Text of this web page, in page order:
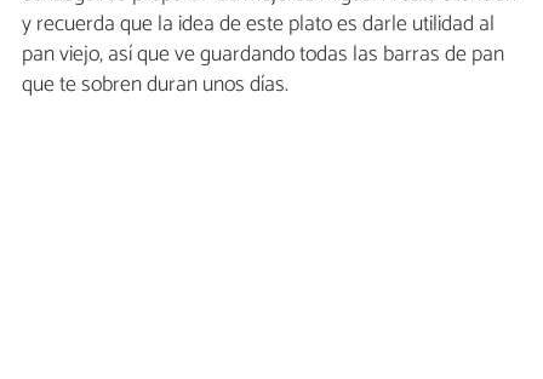
y recuerda que la idea de este plato es darle utilidad al
pan viejo, así que ve guardando todas las barras de pan
que te sobren duran unos días.